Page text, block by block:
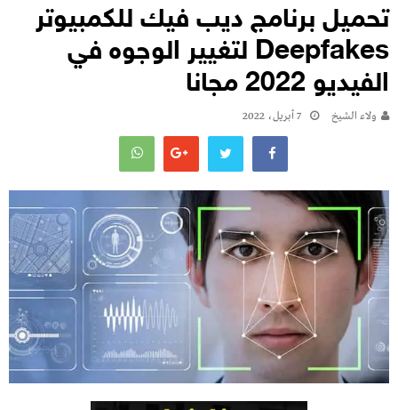
تحميل برنامج ديب فيك للكمبيوتر
Deepfakes لتغيير الوجوه في
الفيديو 2022 مجانا
ولاء الشيخ 7 أبريل، 2022